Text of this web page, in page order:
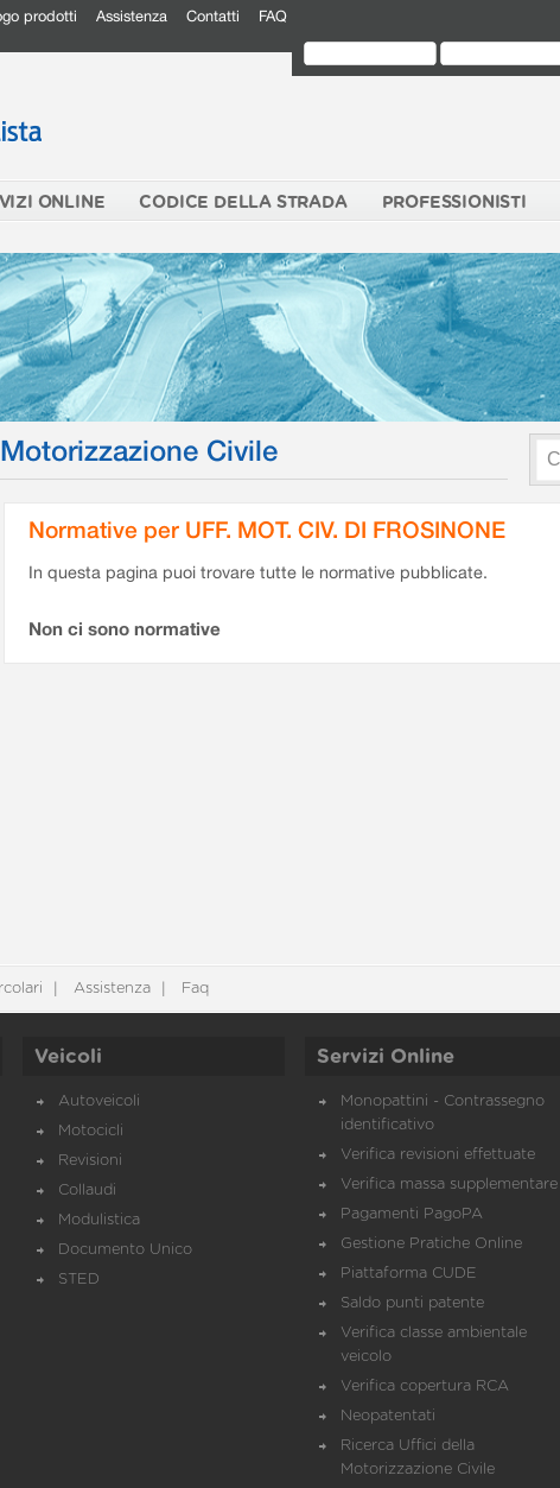
prodotti Assistenza Contatti FAQ
ONLINE CODICE DELLA STRADA PROFESSIONISTI
Civile
Normative per UFF. MOT. CIV. DI FROSINONE
In questa pagina puoi trovare tutte le normative pubblicate.
Non ci sono normative
Assistenza Faq
Veicoli
Autoveicoli
Motocicli
Revisioni
Collaudi
Modulistica
Documento Unico
STED
Servizi Online
Monopattini - Contrassegno
identificativo
Verifica revisioni effettuate
Verifica massa supplementare
Pagamenti PagoPA
Gestione Pratiche Online
Piattaforma CUDE
Saldo punti patente
Verifica classe ambientale
veicolo
Verifica copertura RCA
Neopatentati
Ricerca Uffici della
Motorizzazione Civile